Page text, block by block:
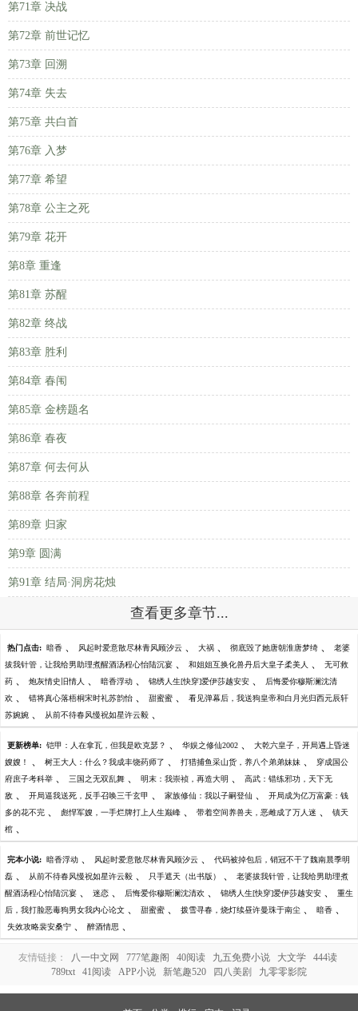
第71章 决战
第72章 前世记忆
第73章 回溯
第74章 失去
第75章 共白首
第76章 入梦
第77章 希望
第78章 公主之死
第79章 花开
第8章 重逢
第81章 苏醒
第82章 终战
第83章 胜利
第84章 春闱
第85章 金榜题名
第86章 春夜
第87章 何去何从
第88章 各奔前程
第89章 归家
第9章 圆满
第91章 结局·洞房花烛
查看更多章节...
热门点击: 暗香 、 风起时爱意散尽林青风顾汐云 、 大祸 、 彻底毁了她唐朝淮唐梦绮 、 老婆
拔我针管，让我给男助理煮醒酒汤程心怡陆沉宴 、 和姐姐互换化兽丹后大皇子柔美人 、 无可救
药 、 炮灰情史旧情人 、 暗香浮动 、 锦绣人生[快穿]爱伊莎越安安 、 后悔爱你穆斯澜沈清
欢 、 错将真心落梧桐宋时礼苏韵怡 、 甜蜜蜜 、 看见弹幕后，我送狗皇帝和白月光归西元辰轩
苏婉婉 、 从前不待春风慢祝如星许云毅 、
更新榜单: 铠甲：人在拿瓦，但我是欧克瑟？ 、 华娱之修仙2002 、 大乾六皇子，开局遇上昏迷
嫂嫂！ 、 树王大人：什么？我成丰饶药师了 、 打猎捕鱼采山货，养八个弟弟妹妹 、 穿成国公
府庶子考科举 、 三国之无双乱舞 、 明末：我崇祯，再造大明 、 高武：错练邪功，天下无
敌 、 开局逼我送死，反手召唤三千玄甲 、 家族修仙：我以子嗣登仙 、 开局成为亿万富豪：钱
多的花不完 、 彪悍军嫂，一手烂牌打上人生巅峰 、 带着空间养兽夫，恶雌成了万人迷 、 镇天
棺 、
完本小说: 暗香浮动 、 风起时爱意散尽林青风顾汐云 、 代码被掉包后，销冠不干了魏南晨季明
磊 、 从前不待春风慢祝如星许云毅 、 只手遮天（出书版） 、 老婆拔我针管，让我给男助理煮
醒酒汤程心怡陆沉宴 、 迷恋 、 后悔爱你穆斯澜沈清欢 、 锦绣人生[快穿]爱伊莎越安安 、 重生
后，我打脸恶毒狗男女我内心论文 、 甜蜜蜜 、 拨雪寻春，烧灯续昼许曼珠于南尘 、 暗香 、
失效攻略裴安桑宁 、 醉酒情思 、
友情链接： 八一中文网 777笔趣阁 40阅读 九五免费小说 大文学
444读
789txt
41阅读 APP小说 新笔趣520 四八美剧 九零零影院